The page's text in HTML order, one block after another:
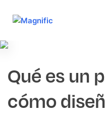
Qué es un
cómo